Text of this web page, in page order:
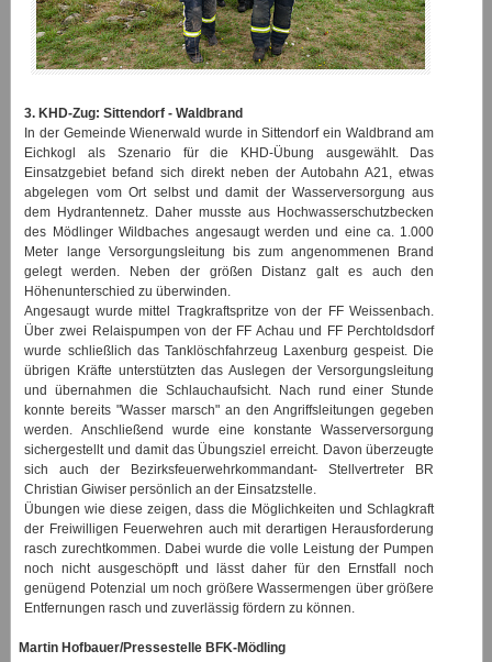
3. KHD-Zug: Sittendorf - Waldbrand
In der Gemeinde Wienerwald wurde in Sittendorf ein Waldbrand am
Eichkogl als Szenario für die KHD-Übung ausgewählt. Das
Einsatzgebiet befand sich direkt neben der Autobahn A21, etwas
abgelegen vom Ort selbst und damit der Wasserversorgung aus
dem Hydrantennetz. Daher musste aus Hochwasserschutzbecken
des Mödlinger Wildbaches angesaugt werden und eine ca. 1.000
Meter lange Versorgungsleitung bis zum angenommenen Brand
gelegt werden. Neben der größen Distanz galt es auch den
Höhenunterschied zu überwinden.
Angesaugt wurde mittel Tragkraftspritze von der FF Weissenbach.
Über zwei Relaispumpen von der FF Achau und FF Perchtoldsdorf
wurde schließlich das Tanklöschfahrzeug Laxenburg gespeist. Die
übrigen Kräfte unterstützten das Auslegen der Versorgungsleitung
und übernahmen die Schlauchaufsicht. Nach rund einer Stunde
konnte bereits "Wasser marsch" an den Angriffsleitungen gegeben
werden. Anschließend wurde eine konstante Wasserversorgung
sichergestellt und damit das Übungsziel erreicht. Davon überzeugte
sich auch der Bezirksfeuerwehrkommandant- Stellvertreter BR
Christian Giwiser persönlich an der Einsatzstelle.
Übungen wie diese zeigen, dass die Möglichkeiten und Schlagkraft
der Freiwilligen Feuerwehren auch mit derartigen Herausforderung
rasch zurechtkommen. Dabei wurde die volle Leistung der Pumpen
noch nicht ausgeschöpft und lässt daher für den Ernstfall noch
genügend Potenzial um noch größere Wassermengen über größere
Entfernungen rasch und zuverlässig fördern zu können.
Martin Hofbauer/Pressestelle BFK-Mödling